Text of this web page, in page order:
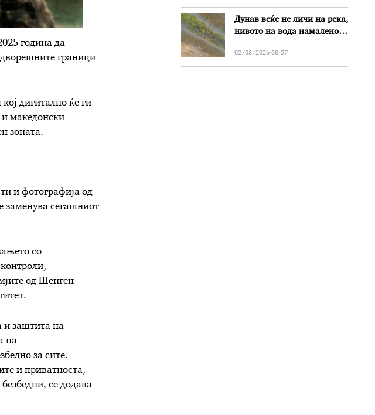
година да
граници
дигитално ќе ги
и македонски
зоната.
и фотографија од
заменува сегашниот
со
од Шенген
и заштита на
на
за сите.
и приватноста,
се додава
Дунав веќе не личи на река,
нивото на вода намалено
Бугарија
02/08/2026 08:57